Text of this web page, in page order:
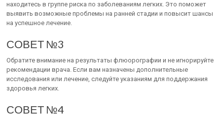
находитесь в группе риска по заболеваниям легких. Это поможет
выявить возможные проблемы на ранней стадии и повысит шансы
на успешное лечение.
СОВЕТ №3
Обратите внимание на результаты флюорографии и не игнорируйте
рекомендации врача. Если вам назначены дополнительные
исследования или лечение, следуйте указаниям для поддержания
здоровья легких.
СОВЕТ №4